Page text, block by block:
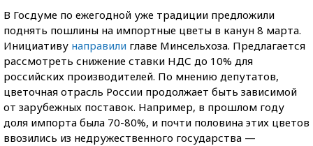
В Госдуме по ежегодной уже традиции предложили
поднять пошлины на импортные цветы в канун 8 марта.
Инициативу направили главе Минсельхоза. Предлагается
рассмотреть снижение ставки НДС до 10% для
российских производителей. По мнению депутатов,
цветочная отрасль России продолжает быть зависимой
от зарубежных поставок. Например, в прошлом году
доля импорта была 70-80%, и почти половина этих цветов
ввозились из недружественного государства —